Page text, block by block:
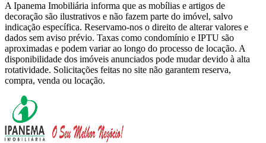
AIpanema Imobiliária informa que as mobílias e artigos de
decoração são ilustrativos e não fazem parte do imóvel, salvo
indicação específica. Reservamo-nos o direito de alterar valores e
dados sem aviso prévio. Taxas como condomínio e IPTU são
aproximadas e podem variar ao longo do processo de locação. A
disponibilidade dos imóveis anunciados pode mudar devido à alta
rotatividade. Solicitações feitas no site não garantem reserva,
compra, venda ou locação.